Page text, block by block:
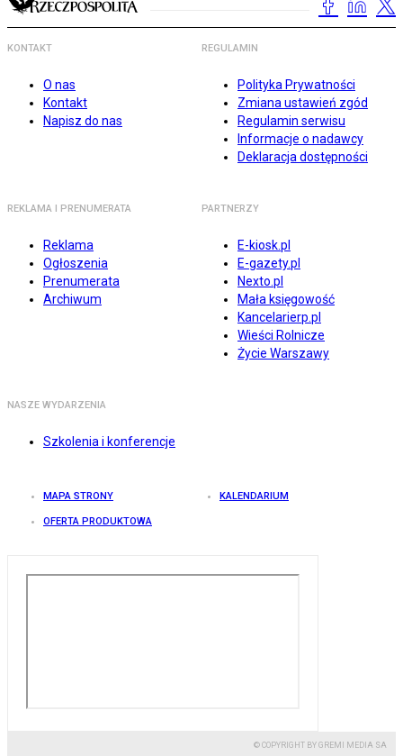
KONTAKT
O nas
Kontakt
Napisz do nas
REGULAMIN
Polityka Prywatności
Zmiana ustawień zgód
Regulamin serwisu
Informacje o nadawcy
Deklaracja dostępności
REKLAMA I PRENUMERATA
Reklama
Ogłoszenia
Prenumerata
Archiwum
PARTNERZY
E-kiosk.pl
E-gazety.pl
Nexto.pl
Mała księgowość
Kancelarierp.pl
Wieści Rolnicze
Życie Warszawy
NASZE WYDARZENIA
Szkolenia i konferencje
MAPA STRONY KALENDARIUM
OFERTA PRODUKTOWA
© COPYRIGHT BY GREMI MEDIA SA